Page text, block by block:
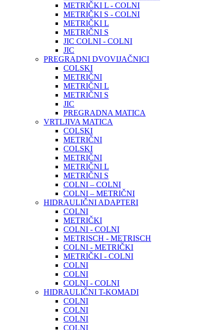
METRIČKI L - COLNI
METRIČKI S - COLNI
METRIČKI L
METRIČNI S
JIC COLNI - COLNI
JIC
PREGRADNI DVOVIJAČNICI
COLSKI
METRIČNI
METRIČNI L
METRIČNI S
JIC
PREGRADNA MATICA
VRTLJIVA MATICA
COLSKI
METRIČNI
COLSKI
METRIČNI
METRIČNI L
METRIČNI S
COLNI – COLNI
COLNI – METRIČNI
HIDRAULIČNI ADAPTERI
COLNI
METRIČKI
COLNI - COLNI
METRISCH - METRISCH
COLNI - METRIČKI
METRIČKI - COLNI
COLNI
COLNI
COLNI - COLNI
HIDRAULIČNI T-KOMADI
COLNI
COLNI
COLNI
COLNI